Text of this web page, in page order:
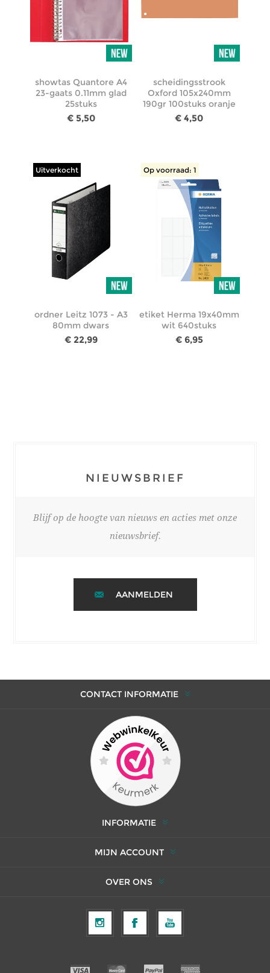
showtas Quantore A4
23-gaats 0.11mm glad
25stuks
€ 5,50
scheidingsstrook
Oxford 105x240mm
190gr 100stuks oranje
€ 4,50
Uitverkocht
ordner Leitz 1073 - A3
80mm dwars
€ 22,99
Op voorraad: 1
etiket Herma 19x40mm
wit 640stuks
€ 6,95
NIEUWSBRIEF
Blijf op de hoogte van nieuws en acties met onze
nieuwsbrief.
AANMELDEN
CONTACT INFORMATIE
INFORMATIE
MIJN ACCOUNT
OVER ONS